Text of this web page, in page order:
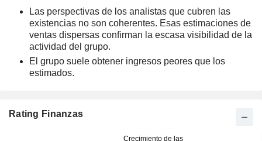
Las perspectivas de los analistas que cubren las
existencias no son coherentes. Esas estimaciones de
ventas dispersas confirman la escasa visibilidad de la
actividad del grupo.
El grupo suele obtener ingresos peores que los
estimados.
Rating Finanzas